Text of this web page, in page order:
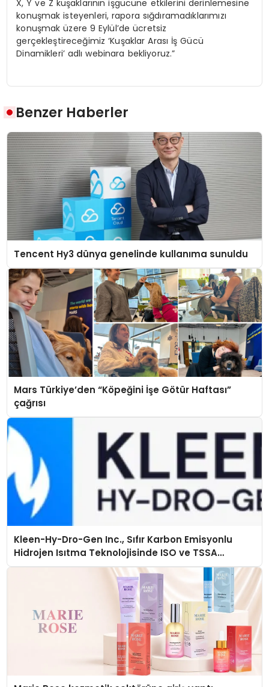
X, Y ve Z kuşaklarının işgücüne etkilerini derinlemesine
konuşmak isteyenleri, rapora sığdıramadıklarımızı
konuşmak üzere 9 Eylül’de ücretsiz
gerçekleştireceğimiz ‘Kuşaklar Arası İş Gücü
Dinamikleri’ adlı webinara bekliyoruz.”
Benzer Haberler
Tencent Hy3 dünya genelinde kullanıma sunuldu
Mars Türkiye’den “Köpeğini İşe Götür Haftası”
çağrısı
Kleen-Hy-Dro-Gen Inc., Sıfır Karbon Emisyonlu
Hidrojen Isıtma Teknolojisinde ISO ve TSSA
Düzenleyici Onaylarını Aldı